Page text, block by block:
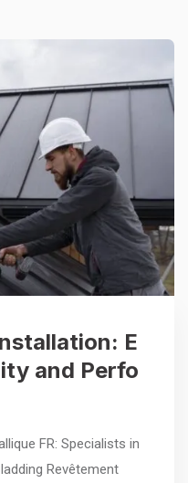
E
and Perfo
FR: Specialists in
Revêtement